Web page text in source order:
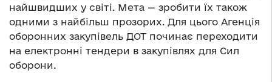
найшвидших у світі. Мета — зробити їх також
одними з найбільш прозорих. Для цього Агенція
оборонних закупівель ДОТ починає переходити
на електронні тендери в закупівлях для Сил
оборони.